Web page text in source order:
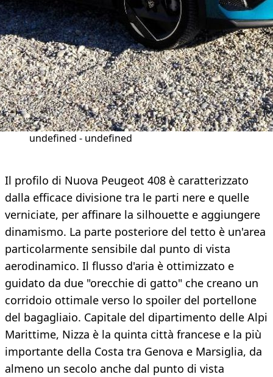
undefined - undefined
Il profilo di Nuova Peugeot 408 è caratterizzato
dalla efficace divisione tra le parti nere e quelle
verniciate, per affinare la silhouette e aggiungere
dinamismo. La parte posteriore del tetto è un'area
particolarmente sensibile dal punto di vista
aerodinamico. Il flusso d'aria è ottimizzato e
guidato da due "orecchie di gatto" che creano un
corridoio ottimale verso lo spoiler del portellone
del bagagliaio. Capitale del dipartimento delle Alpi
Marittime, Nizza è la quinta città francese e la più
importante della Costa tra Genova e Marsiglia, da
almeno un secolo anche dal punto di vista